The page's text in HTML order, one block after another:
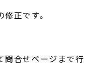
正です。
問合せページまで行